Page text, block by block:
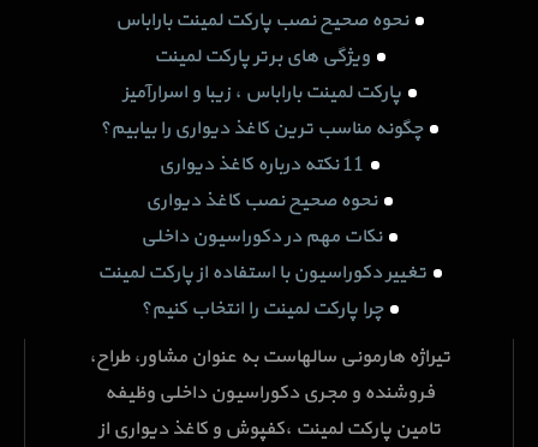
نحوه صحیح نصب پارکت لمینت باراباس
ویژگی های برتر پارکت لمینت
پارکت لمینت باراباس ، زیبا و اسرارآمیز
چگونه مناسب ترین کاغذ دیواری را بیابیم؟
11 نکته درباره کاغذ دیواری
نحوه صحیح نصب کاغذ دیواری
نکات مهم در دکوراسیون داخلی
تغییر دکوراسیون با استفاده از پارکت لمینت
چرا پارکت لمینت را انتخاب کنیم؟
تیراژه هارمونی سالهاست به عنوان مشاور، طراح،
فروشنده و مجری دکوراسیون داخلی وظیفه
تامین پارکت لمینت ،کفپوش و کاغذ دیواری از